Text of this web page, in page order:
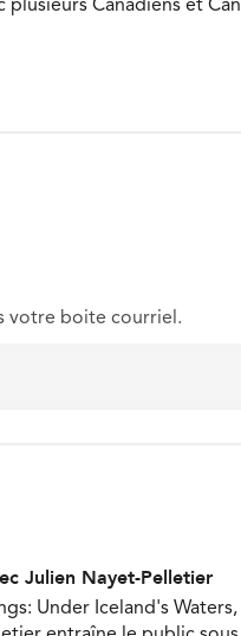
plusieurs Canadiens et
votre boite courriel.
Julien Nayet-Pelletier
Under Iceland's